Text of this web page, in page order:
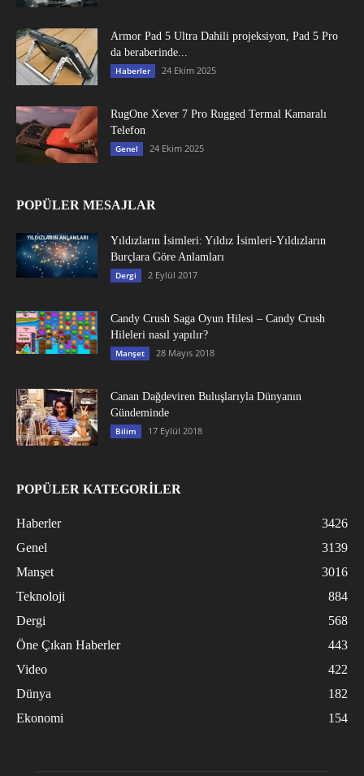
Armor Pad 5 Ultra Dahili projeksiyon, Pad 5 Pro
da beraberinde...
Haberler 24 Ekim 2025
RugOne Xever 7 Pro Rugged Termal Kamaralı
Telefon
Genel 24 Ekim 2025
POPÜLER MESAJLAR
Yıldızların İsimleri: Yıldız İsimleri-Yıldızların
Burçlara Göre Anlamları
Dergi 2 Eylül 2017
Candy Crush Saga Oyun Hilesi – Candy Crush
Hileleri nasıl yapılır?
Manşet 28 Mayıs 2018
Canan Dağdeviren Buluşlarıyla Dünyanın
Gündeminde
Bilim 17 Eylül 2018
POPÜLER KATEGORİLER
Haberler
3426
Genel
3139
Manşet
3016
Teknoloji
884
Dergi
568
Öne Çıkan Haberler
443
Video
422
Dünya
182
Ekonomi
154